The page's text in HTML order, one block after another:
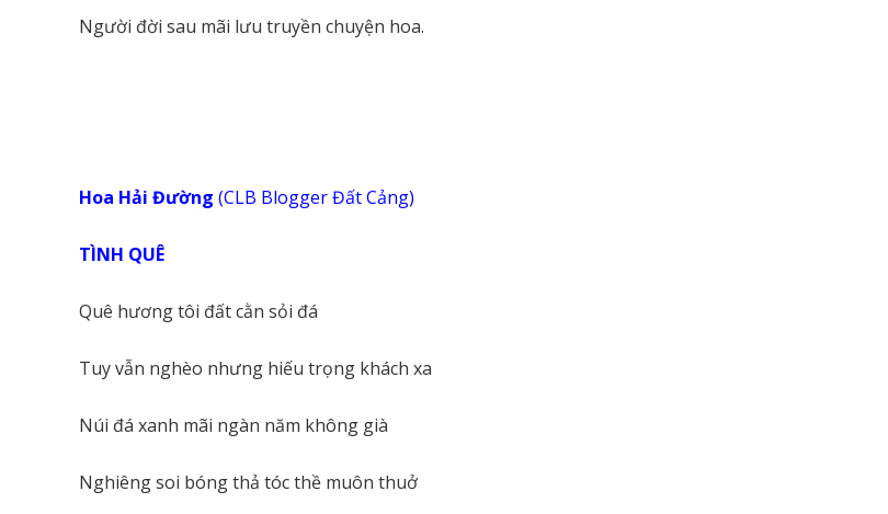
Người đời sau mãi lưu truyền chuyện hoa.
Hoa Hải Đường (CLB Blogger Đất Cảng)
TÌNH QUÊ
Quê hương tôi đất cằn sỏi đá
Tuy vẫn nghèo nhưng hiếu trọng khách xa
Núi đá xanh mãi ngàn năm không già
Nghiêng soi bóng thả tóc thề muôn thuở